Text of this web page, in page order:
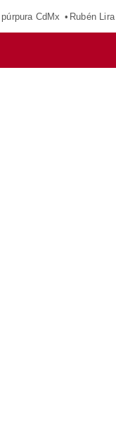
CdMx Rubén Lira